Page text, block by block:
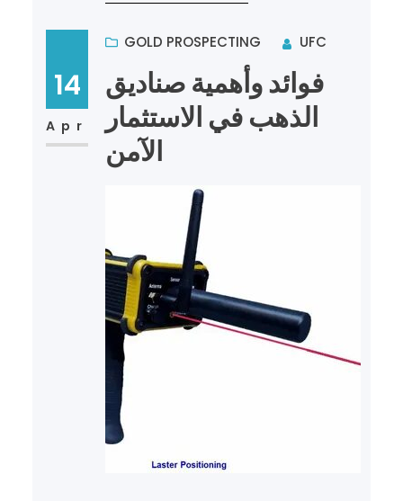
14
Apr
GOLD PROSPECTING UFC
فوائد وأهمية صناديق
الذهب في الاستثمار
الآمن